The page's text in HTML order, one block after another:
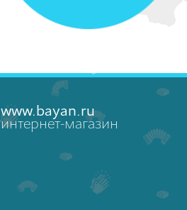
www.bayan.ru
интернет-магазин